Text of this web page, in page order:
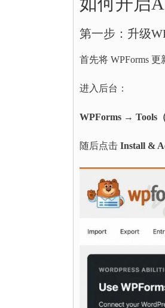
第一步：升级
首先将 WPForms 更
进入后台：
WPForms → Tools
随后点击 Install &